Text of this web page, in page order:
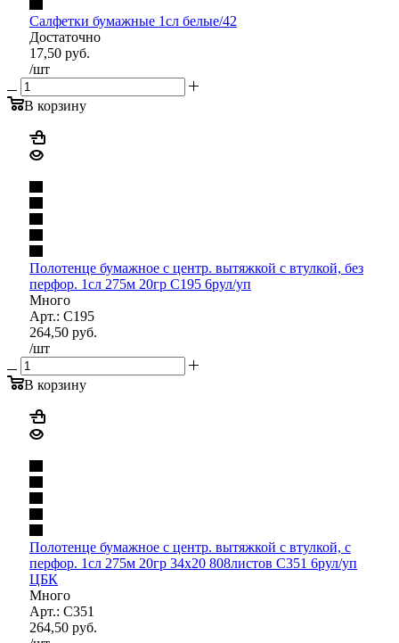
Салфетки бумажные 1сл белые/42
Достаточно
17,50 руб.
/шт
В корзину
Полотенце бумажное с центр. вытяжкой с втулкой, без
перфор. 1сл 275м 20гр С195 6рул/уп
Много
Арт.: С195
264,50 руб.
/шт
В корзину
Полотенце бумажное с центр. вытяжкой с втулкой, с
перфор. 1сл 275м 20гр 34х20 808листов С351 6рул/уп
ЦБК
Много
Арт.: С351
264,50 руб.